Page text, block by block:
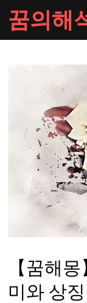
Skip
to
content
꿈의해
【꿈해
미와 상징